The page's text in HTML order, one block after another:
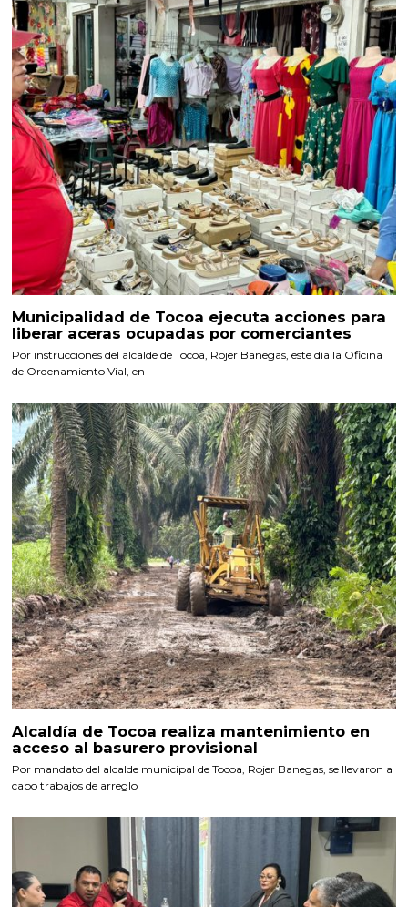
Municipalidad de Tocoa ejecuta acciones para
liberar aceras ocupadas por comerciantes
Por instrucciones del alcalde de Tocoa, Rojer Banegas, este día la Oficina
de Ordenamiento Vial, en
Alcaldía de Tocoa realiza mantenimiento en
acceso al basurero provisional
Por mandato del alcalde municipal de Tocoa, Rojer Banegas, se llevaron a
cabo trabajos de arreglo